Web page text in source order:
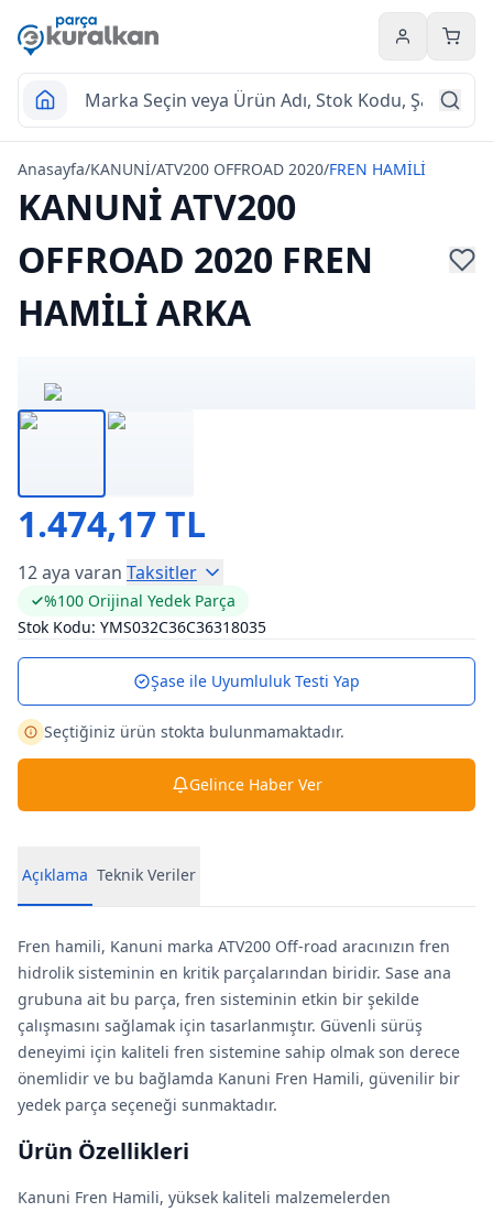
Hesabım
Anasayfa/KANUNİ/ATV200 OFFROAD 2020/FREN HAMİLİ
KANUNİ ATV200
OFFROAD 2020 FREN
HAMİLİ ARKA
1.474,17 TL
12 aya varan Taksitler
%100 Orijinal Yedek Parça
Stok Kodu: YMS032C36C36318035
Şase ile Uyumluluk Testi Yap
Seçtiğiniz ürün stokta bulunmamaktadır.
Gelince Haber Ver
Açıklama Teknik Veriler
Fren hamili, Kanuni marka ATV200 Off-road aracınızın fren
hidrolik sisteminin en kritik parçalarından biridir. Sase ana
grubuna ait bu parça, fren sisteminin etkin bir şekilde
çalışmasını sağlamak için tasarlanmıştır. Güvenli sürüş
deneyimi için kaliteli fren sistemine sahip olmak son derece
önemlidir ve bu bağlamda Kanuni Fren Hamili, güvenilir bir
yedek parça seçeneği sunmaktadır.
Ürün Özellikleri
Kanuni Fren Hamili, yüksek kaliteli malzemelerden